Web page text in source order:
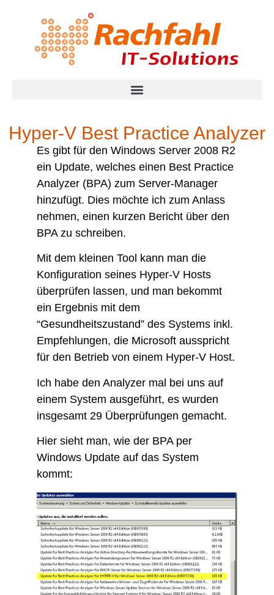
Hyper-V Best Practice Analyzer
Es gibt für den Windows Server 2008 R2
ein Update, welches einen Best Practice
Analyzer (BPA) zum Server-Manager
hinzufügt. Dies möchte ich zum Anlass
nehmen, einen kurzen Bericht über den
BPA zu schreiben.
Mit dem kleinen Tool kann man die
Konfiguration seines Hyper-V Hosts
überprüfen lassen, und man bekommt
ein Ergebnis mit dem
“Gesundheitszustand” des Systems inkl.
Empfehlungen, die Microsoft ausspricht
für den Betrieb von einem Hyper-V Host.
Ich habe den Analyzer mal bei uns auf
einem System ausgeführt, es wurden
insgesamt 29 Überprüfungen gemacht.
Hier sieht man, wie der BPA per
Windows Update auf das System
kommt: